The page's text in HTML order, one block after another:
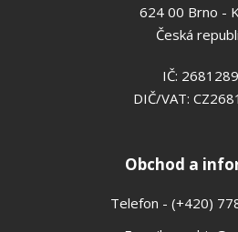
624 00 Brno -
Česká
IČ:
DIČ/VAT:
Obchod a
Telefon - (+420)